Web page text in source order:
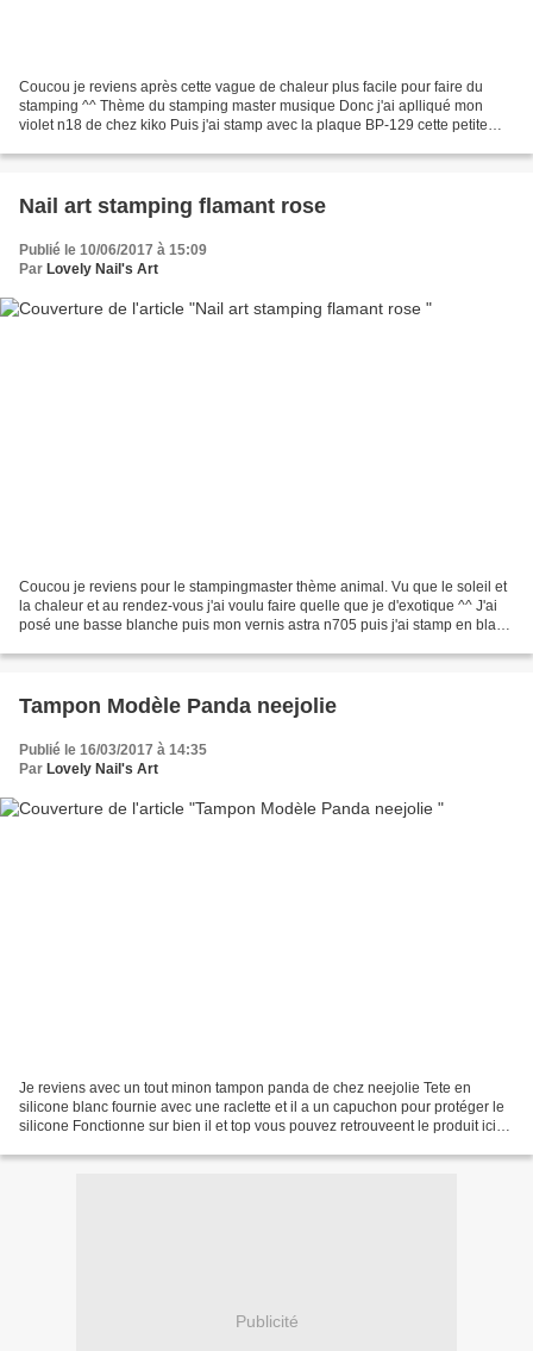
Coucou je reviens après cette vague de chaleur plus facile pour faire du
stamping ^^ Thème du stamping master musique Donc j'ai aplliqué mon
violet n18 de chez kiko Puis j'ai stamp avec la plaque BP-129 cette petite
Nail art stamping flamant rose
Publié le 10/06/2017 à 15:09
Par Lovely Nail's Art
Coucou je reviens pour le stampingmaster thème animal. Vu que le soleil et
la chaleur et au rendez-vous j'ai voulu faire quelle que je d'exotique ^^ J'ai
posé une basse blanche puis mon vernis astra n705 puis j'ai stamp en blanc
Tampon Modèle Panda neejolie
Publié le 16/03/2017 à 14:35
Par Lovely Nail's Art
Je reviens avec un tout minon tampon panda de chez neejolie Tete en
silicone blanc fournie avec une raclette et il a un capuchon pour protéger le
silicone Fonctionne sur bien il et top vous pouvez retrouveent le produit ici
Publicité